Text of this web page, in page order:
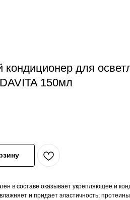
для
150мл
в составе оказывает укрепляющее и
и придает эластичность;